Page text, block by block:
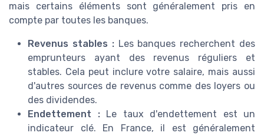
mais certains éléments sont généralement pris en
compte par toutes les banques.
Revenus stables :Les banques recherchent des
emprunteurs ayant des revenus réguliers et
stables. Cela peut inclure votre salaire, mais aussi
d'autres sources de revenus comme des loyers ou
des dividendes.
Endettement :Le taux d'endettement est un
indicateur clé. En France, il est généralement